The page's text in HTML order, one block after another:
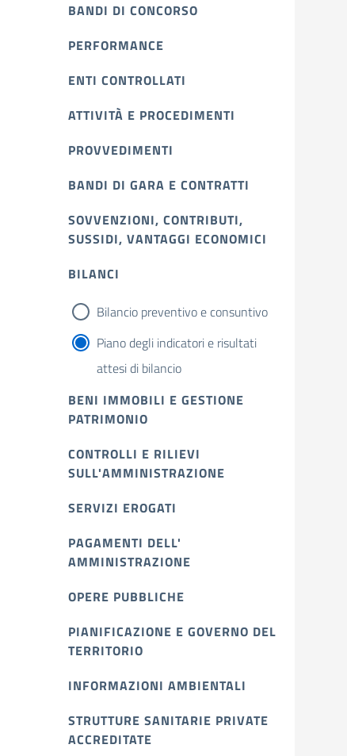
BANDI DI CONCORSO
PERFORMANCE
ENTI CONTROLLATI
ATTIVITÀ E PROCEDIMENTI
PROVVEDIMENTI
BANDI DI GARA E CONTRATTI
SOVVENZIONI, CONTRIBUTI,
SUSSIDI, VANTAGGI ECONOMICI
BILANCI
Bilancio preventivo e consuntivo
Piano degli indicatori e risultati
attesi di bilancio
BENI IMMOBILI E GESTIONE
PATRIMONIO
CONTROLLI E RILIEVI
SULL'AMMINISTRAZIONE
SERVIZI EROGATI
PAGAMENTI DELL'
AMMINISTRAZIONE
OPERE PUBBLICHE
PIANIFICAZIONE E GOVERNO DEL
TERRITORIO
INFORMAZIONI AMBIENTALI
STRUTTURE SANITARIE PRIVATE
ACCREDITATE